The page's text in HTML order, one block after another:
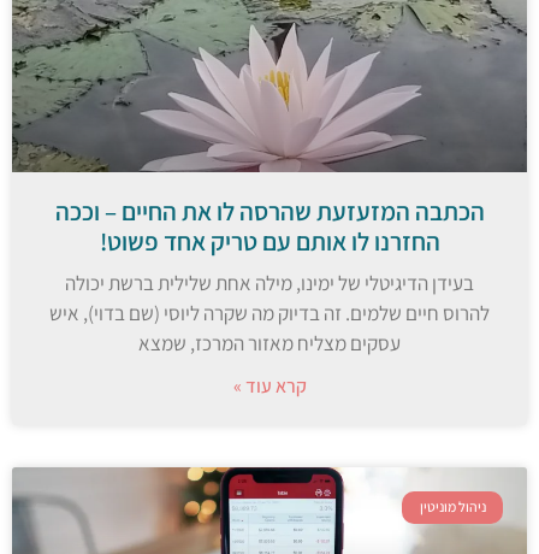
הכתבה המזעזעת שהרסה לו את החיים – וככה
החזרנו לו אותם עם טריק אחד פשוט!
בעידן הדיגיטלי של ימינו, מילה אחת שלילית ברשת יכולה
להרוס חיים שלמים. זה בדיוק מה שקרה ליוסי (שם בדוי), איש
עסקים מצליח מאזור המרכז, שמצא
קרא עוד »
ניהול מוניטין